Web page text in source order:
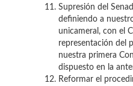
Supresión del
definiendo a
unicameral, con el
representación del
nuestra primera
dispuesto en la
Reformar el